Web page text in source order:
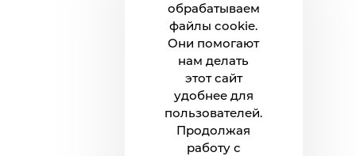
обрабатываем
файлы cookie.
Они помогают
нам делать
этот сайт
удобнее для
пользователей.
Продолжая
работу с